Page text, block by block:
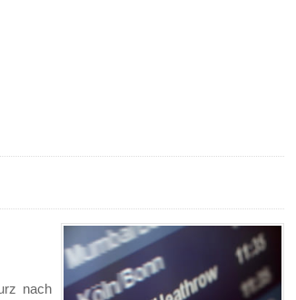
nach